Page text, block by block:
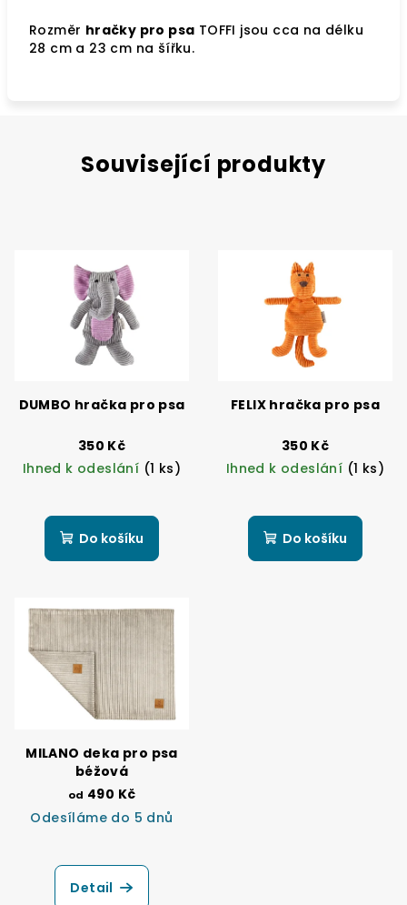
Rozměr hračky pro psa TOFFI jsou cca na délku
28 cm a 23 cm na šířku.
Související produkty
DUMBO hračka pro psa
350 Kč
Ihned k odeslání (1 ks)
Do košíku
FELIX hračka pro psa
350 Kč
Ihned k odeslání (1 ks)
Do košíku
MILANO deka pro psa
béžová
od 490 Kč
Odesíláme do 5 dnů
Detail